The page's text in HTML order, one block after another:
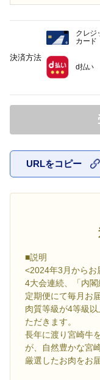
URLをコピー
■説明
<2024年3月からお
4大会連続、「内
定期便にて毎月お
肉質等級が4等級
ただきます。
長年に渡り宮崎牛
が、自然豊かな宮
厳選したお肉をお
決済方法
クレジ
カード
d払い